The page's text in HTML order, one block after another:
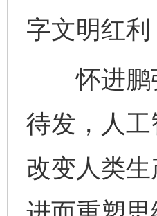
字文明红
怀进鹏强
待发，人
改变人类